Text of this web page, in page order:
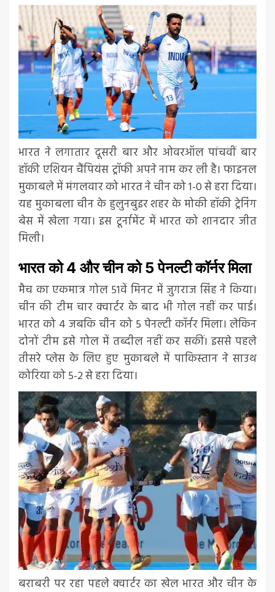
भारत ने लगातार दूसरी बार और ओवरऑल पांचवीं बार
हॉकी एशियन चैंपियंस ट्रॉफी अपने नाम कर ली है। फाइनल
मुकाबले में मंगलवार को भारत ने चीन को 1-0 से हरा दिया।
यह मुकाबला चीन के हुलुनबुइर शहर के मोकी हॉकी ट्रेनिंग
बेस में खेला गया। इस टूर्नामेंट में भारत को शानदार जीत
मिली।
भारत को 4 और चीन को 5 पेनल्टी कॉर्नर मिला
मैच का एकमात्र गोल 51वें मिनट में जुगराज सिंह ने किया।
चीन की टीम चार क्वार्टर के बाद भी गोल नहीं कर पाई।
भारत को 4 जबकि चीन को 5 पेनल्टी कॉर्नर मिला। लेकिन
दोनों टीम इसे गोल में तब्दील नहीं कर सकीं। इससे पहले
तीसरे प्लेस के लिए हुए मुकाबले में पाकिस्तान ने साउथ
कोरिया को 5-2 से हरा दिया।
बराबरी पर रहा पहले क्वार्टर का खेल भारत और चीन के